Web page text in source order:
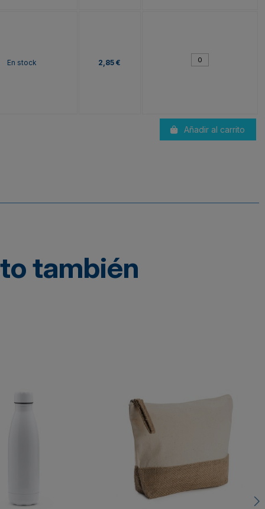
En stock 2,85 €
Añadir al carrito
también